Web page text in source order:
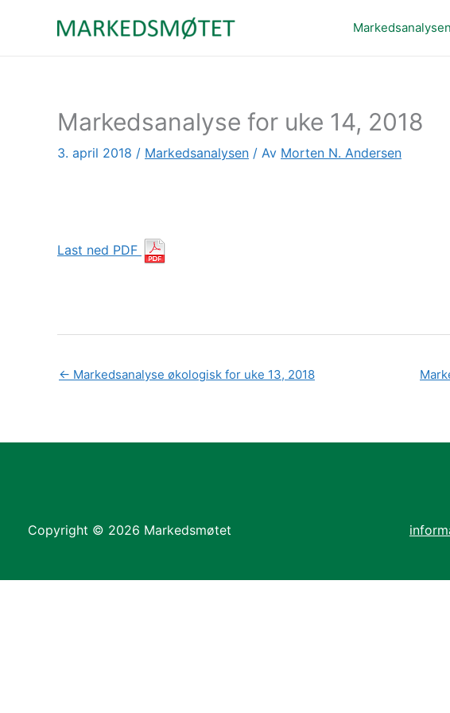
Markedsanalysen
Markedsanalyse for uke 14, 2018
3. april 2018 / Markedsanalysen / Av Morten N. Andersen
Last ned PDF
← Markedsanalyse økologisk for uke 13, 2018
Copyright © 2026 Markedsmøtet